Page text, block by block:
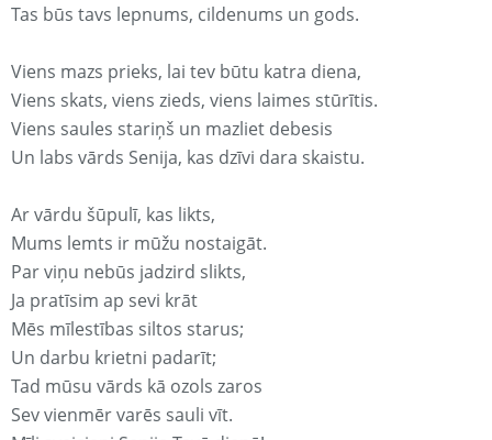
Tas būs tavs lepnums, cildenums un gods.
Viens mazs prieks, lai tev būtu katra diena,
Viens skats, viens zieds, viens laimes stūrītis.
Viens saules stariņš un mazliet debesis
Un labs vārds Senija, kas dzīvi dara skaistu.
Ar vārdu šūpulī, kas likts,
Mums lemts ir mūžu nostaigāt.
Par viņu nebūs jadzird slikts,
Ja pratīsim ap sevi krāt
Mēs mīlestības siltos starus;
Un darbu krietni padarīt;
Tad mūsu vārds kā ozols zaros
Sev vienmēr varēs sauli vīt.